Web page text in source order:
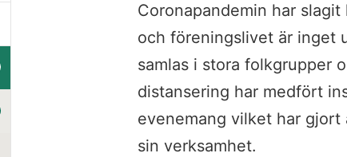
Coronapandemin har
och föreningslivet är inget
samlas i stora folkgrupper
distansering har medfört
evenemang vilket har gjort
sin verksamhet.